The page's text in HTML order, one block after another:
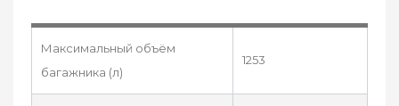
Максимальный объём
багажника (л)
1253